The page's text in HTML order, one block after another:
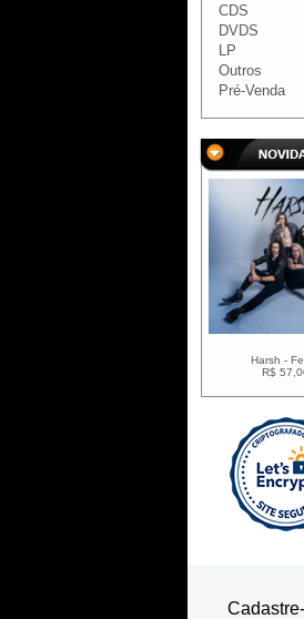
CDS
DVDS
LP
Outros
Pré-Venda
Harsh -
R$